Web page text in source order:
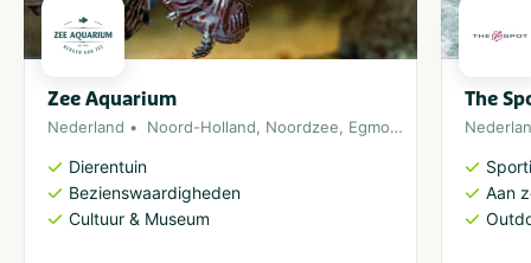
Zee Aquarium
Nederland Noord-Holland, Noordzee, Egmond aan Zee
Dierentuin
Bezienswaardigheden
Cultuur & Museum
The
Aan